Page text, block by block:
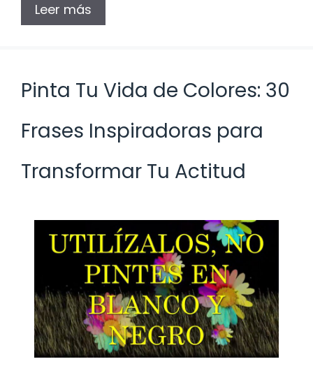
Leer más
Pinta Tu Vida de Colores: 30
Frases Inspiradoras para
Transformar Tu Actitud